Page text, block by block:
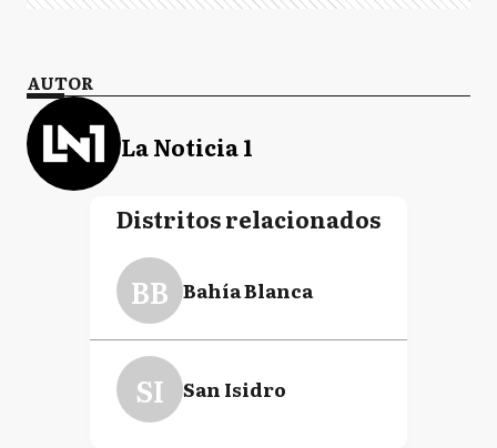
AUTOR
La Noticia 1
Distritos relacionados
BB Bahía Blanca
SI San Isidro